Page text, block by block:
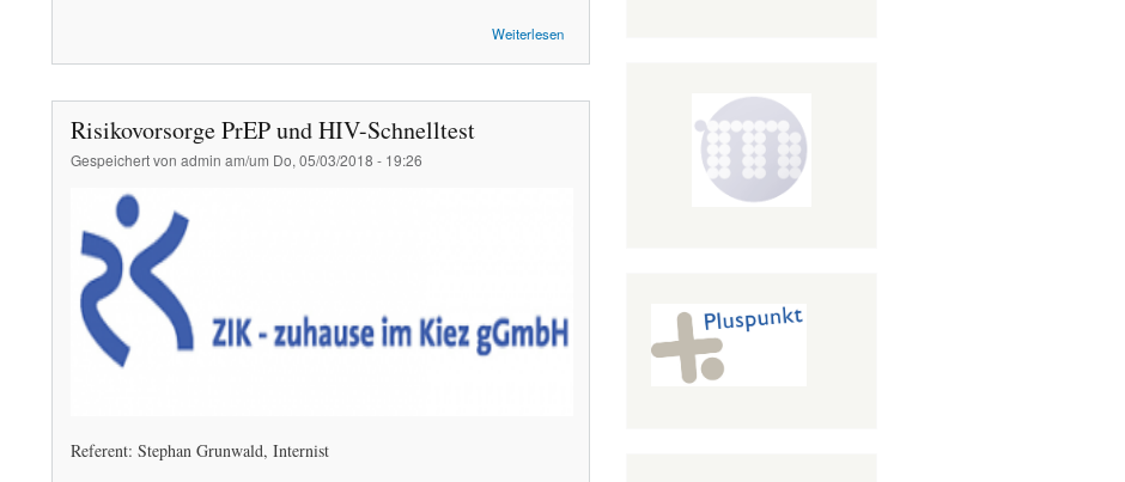
Weiterlesen
Reise am 30.
Risikovorsorge PrEP und HIV-Schnelltest
Gespeichert von admin am/um Do, 05/03/2018 - 19:26
Referent: Stephan Grunwald, Internist